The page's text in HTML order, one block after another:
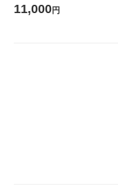
堂 おまけ付き
11,000円